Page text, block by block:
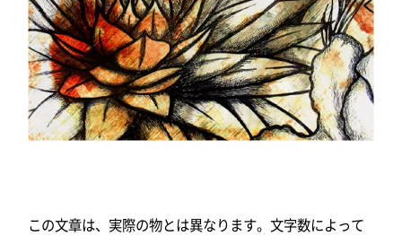
この文章は、実際の物とは異なります。文字数によって